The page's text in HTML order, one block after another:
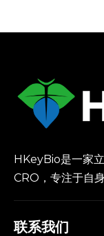
HKeyBio是一家
CRO，专注于自
联系我们